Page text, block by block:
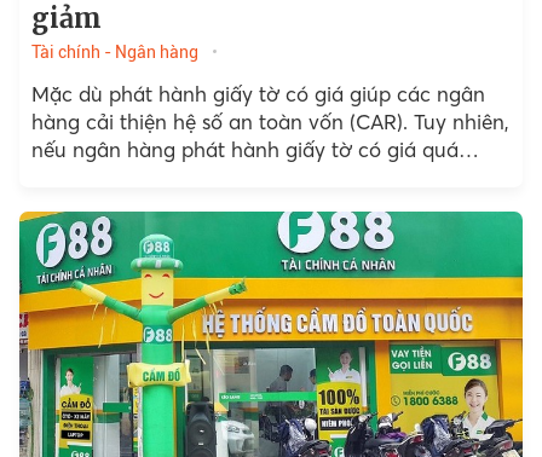
giảm
Tài chính - Ngân hàng
Mặc dù phát hành giấy tờ có giá giúp các ngân
hàng cải thiện hệ số an toàn vốn (CAR). Tuy nhiên,
nếu ngân hàng phát hành giấy tờ có giá quá